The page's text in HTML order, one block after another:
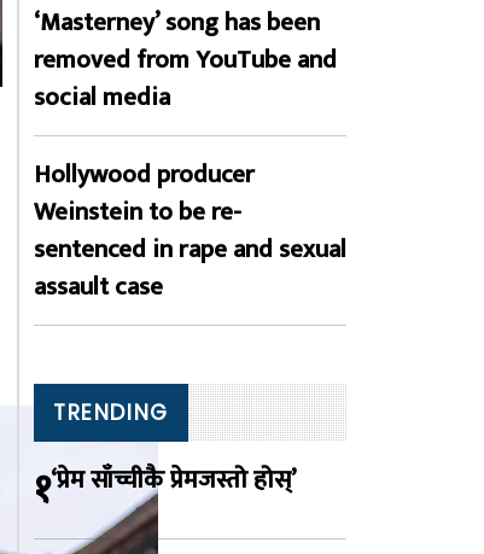
‘Masterney’ song has been
removed from YouTube and
social media
Hollywood producer
Weinstein to be re-
sentenced in rape and sexual
assault case
TRENDING
१‘प्रेम साँच्चीकै प्रेमजस्तो होस्’